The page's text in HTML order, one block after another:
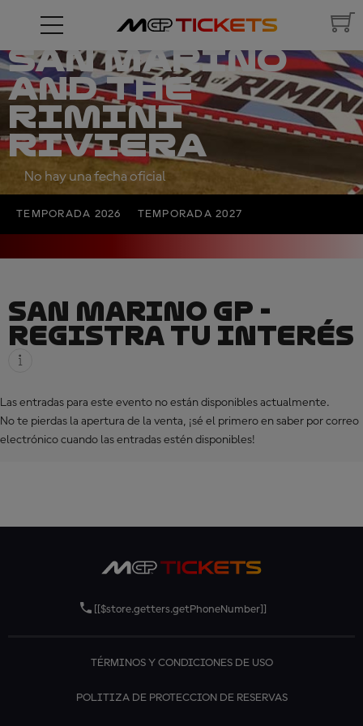
GRAND PRIX OF
SAN MARINO
AND THE
RIMINI
RIVIERA
No hay una fecha oficial
TEMPORADA 2026 TEMPORADA 2027
SAN MARINO GP -
REGISTRA TU INTERÉS
Las entradas para este evento no están disponibles actualmente.
No te pierdas la apertura de la venta, ¡sé el primero en saber por correo
electrónico cuando las entradas estén disponibles!
[[$store.getters.getPhoneNumber]]
TÉRMINOS Y CONDICIONES DE USO
POLITIZA DE PROTECCION DE RESERVAS